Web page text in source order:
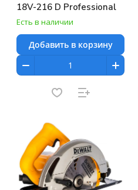
18V-216 D Professional
Есть в наличии
Добавить в корзину